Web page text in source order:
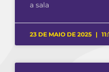
a sala
23 DE MAIO DE 2025